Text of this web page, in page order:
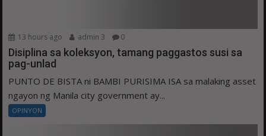
13 hours ago admin 3 0
Disiplina sa koleksyon, tamang paggastos susi sa
pag-unlad
PUNTO DE BISTA ni BAMBI PURISIMA ISA sa malaking asset
ngayon ng Manila city government ay...
OPINYON